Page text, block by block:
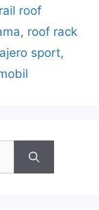
rail roof
, roof rack
sport,